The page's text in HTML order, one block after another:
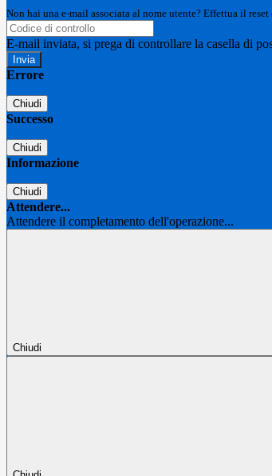
Non hai una e-mail associata al nome utente? Effettua il
E-mail inviata, si prega di controllare la casella di
Errore
Chiudi
Successo
Chiudi
Informazione
Chiudi
Attendere...
Attendere il completamento dell'operazione...
Chiudi